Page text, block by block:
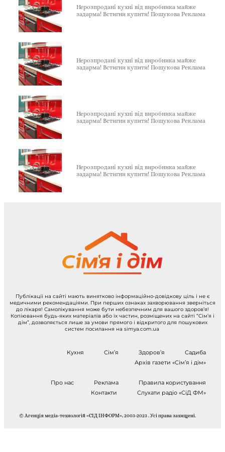
Нерозпродані кухні від виробника майже
задарма! Встигни купити! Пошукова Реклама
Нерозпродані кухні від виробника майже
задарма! Встигни купити! Пошукова Реклама
Нерозпродані кухні від виробника майже
задарма! Встигни купити! Пошукова Реклама
Нерозпродані кухні від виробника майже
задарма! Встигни купити! Пошукова Реклама
Публікації на сайті мають винятково інформаційно-довідкову ціль і не є
медичними рекомендаціями. При перших ознаках захворювання зверніться
до лікаря! Самолікування може бути небезпечним для вашого здоров’я!
Копіювання будь-яких матеріалів або їх частин, розміщених на сайті “Сім’я і
дім”, дозволяється лише за умови прямого і відкритого для пошукових
систем посилання на simya.com.ua
Кухня Сім’я Здоров’я
Садиба
Архів газети «Сім’я і дім»
Про нас Реклама
Правила користування
Контакти
Слухати радіо «СіД ФМ»
© Агенція медіа-технологій «СІД ІНФОРМ», 2003-2023 . Усі права захищені.